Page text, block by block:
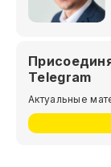
Telegram
Актуальные